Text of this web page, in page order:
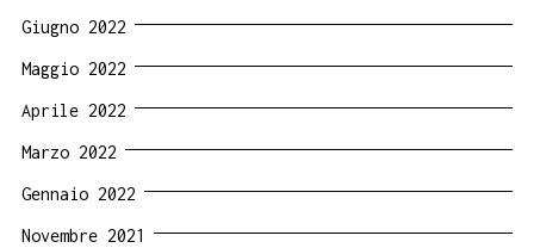
Giugno 2022
Maggio 2022
Aprile 2022
Marzo 2022
Gennaio 2022
Novembre 2021